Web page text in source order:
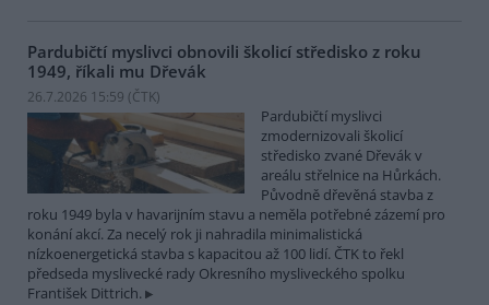
Pardubičtí myslivci obnovili školicí středisko z roku
1949, říkali mu Dřevák
26.7.2026 15:59 (ČTK)
Pardubičtí myslivci
zmodernizovali školicí
středisko zvané Dřevák v
areálu střelnice na Hůrkách.
Původně dřevěná stavba z
roku 1949 byla v havarijním stavu a neměla potřebné zázemí pro
konání akcí. Za necelý rok ji nahradila minimalistická
nízkoenergetická stavba s kapacitou až 100 lidí. ČTK to řekl
předseda myslivecké rady Okresního mysliveckého spolku
František Dittrich.